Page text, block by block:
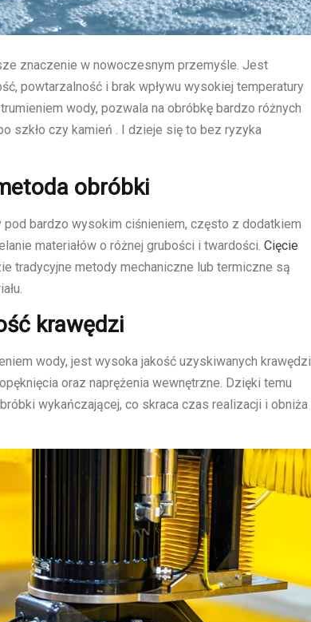
znaczenie w nowoczesnym przemyśle. Jest
powtarzalność i brak wpływu wysokiej temperatury
wody, pozwala na obróbkę bardzo różnych
szkło czy kamień . I dzieje się to bez ryzyka
obróbki
bardzo wysokim ciśnieniem, często z dodatkiem
materiałów o różnej grubości i twardości. Cięcie
tradycyjne metody mechaniczne lub termiczne są
krawędzi
wody, jest wysoka jakość uzyskiwanych krawędzi.
oraz naprężenia wewnętrzne. Dzięki temu
wykańczającej, co skraca czas realizacji i obniża